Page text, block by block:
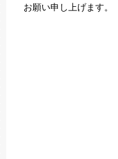
お願い申し上げます。